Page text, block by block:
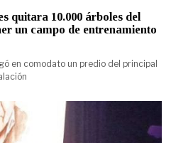
quitara 10.000 árboles del
un campo de entrenamiento
en comodato un predio del principal